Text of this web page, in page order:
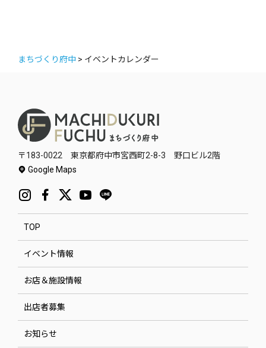
まちづくり府中 > イベントカレンダー
〒183-0022 東京都府中市宮西町2-8-3 野口ビル2階
Google Maps
TOP
イベント情報
お店＆施設情報
出店者募集
お知らせ